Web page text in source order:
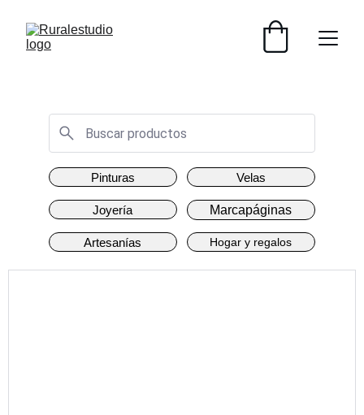
Pinturas
Hogar y regalos
Joyería
Artesanías
Marcapáginas
Velas